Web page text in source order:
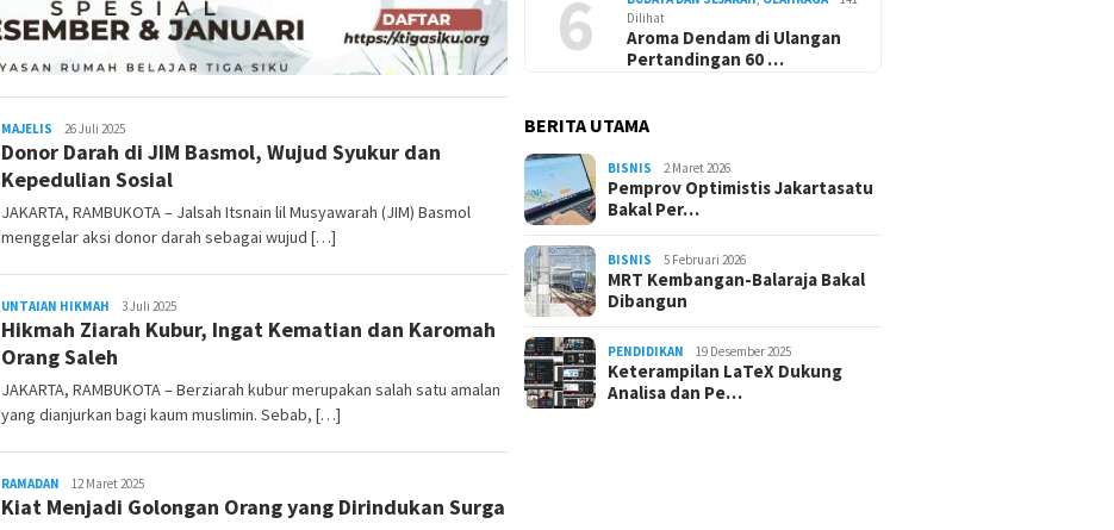
MAJELIS REDAKSI
RAMBUKOTA
26 Juli 2025
Donor Darah di JIM Basmol, Wujud Syukur dan
Kepedulian Sosial
JAKARTA, RAMBUKOTA – Jalsah Itsnain lil Musyawarah (JIM) Basmol
menggelar aksi donor darah sebagai wujud […]
UNTAIAN HIKMAH REDAKSI
RAMBUKOTA
3 Juli 2025
Hikmah Ziarah Kubur, Ingat Kematian dan Karomah
Orang Saleh
JAKARTA, RAMBUKOTA – Berziarah kubur merupakan salah satu amalan
yang dianjurkan bagi kaum muslimin. Sebab, […]
RAMADAN REDAKSI
RAMBUKOTA
12 Maret 2025
Kiat Menjadi Golongan Orang yang Dirindukan Surga
6
Dilihat
Aroma Dendam di Ulangan
Pertandingan 60 …
BERITA UTAMA
BISNIS 2 Maret 2026
Pemprov Optimistis Jakartasatu
Bakal Per…
BISNIS 5 Februari 2026
MRT Kembangan-Balaraja Bakal
Dibangun
PENDIDIKAN 19 Desember 2025
Keterampilan LaTeX Dukung
Analisa dan Pe…